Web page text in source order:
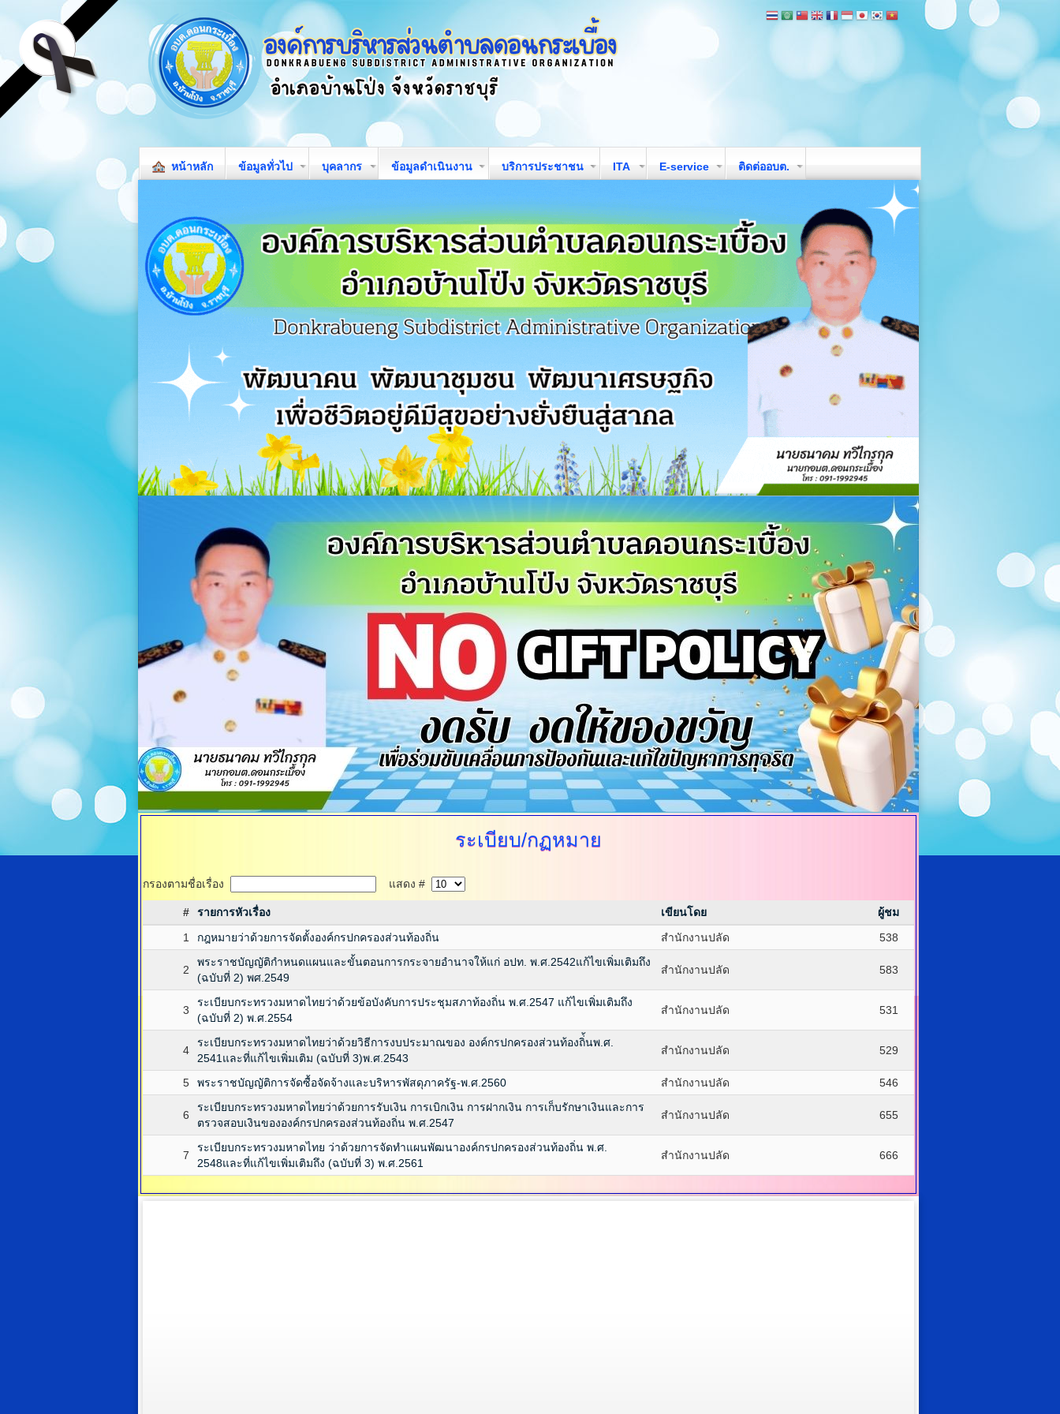
หน้าหลัก ข้อมูลทั่วไป บุคลากร ข้อมูลดำเนินงาน บริการประชาชน ITA E-service ติดต่ออบต.
ระเบียบ/กฏหมาย
กรองตามชื่อเรื่อง แสดง #
# รายการหัวเรื่อง เขียนโดย
ผู้ชม
1
กฎหมายว่าด้วยการจัดตั้งองค์กรปกครองส่วนท้องถิ่น สำนักงานปลัด 538
2
พระราชบัญญัติกำหนดแผนและขั้นตอนการกระจายอำนาจให้แก่ อปท. พ.ศ.2542แก้ไขเพิ่มเติมถึง
(ฉบับที่ 2) พศ.2549
สำนักงานปลัด 583
3
ระเบียบกระทรวงมหาดไทยว่าด้วยข้อบังคับการประชุมสภาท้องถิ่น พ.ศ.2547 แก้ไขเพิ่มเติมถึง
(ฉบับที่ 2) พ.ศ.2554
สำนักงานปลัด 531
4
ระเบียบกระทรวงมหาดไทยว่าด้วยวิธีการงบประมาณของ องค์กรปกครองส่วนท้องถิ่้นพ.ศ.
2541และที่แก้ไขเพิ่มเติม (ฉบับที่ 3)พ.ศ.2543
สำนักงานปลัด 529
5 พระราชบัญญัติการจัดซื้อจัดจ้างและบริหารพัสดุภาครัฐ-พ.ศ.2560 สำนักงานปลัด 546
6
ระเบียบกระทรวงมหาดไทยว่าด้วยการรับเงิน การเบิกเงิน การฝากเงิน การเก็บรักษาเงินและการ
ตรวจสอบเงินขององค์กรปกครองส่วนท้องถิ่น พ.ศ.2547
สำนักงานปลัด 655
7
ระเบียบกระทรวงมหาดไทย ว่าด้วยการจัดทําแผนพัฒนาองค์กรปกครองส่วนท้องถิ่น พ.ศ.
2548และที่แก้ไขเพิ่มเติมถึง (ฉบับที่ 3) พ.ศ.2561
สำนักงานปลัด 666